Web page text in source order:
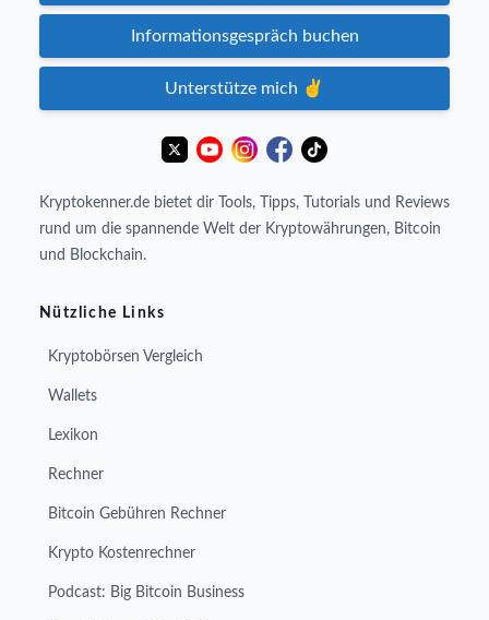
Informationsgespräch buchen
Unterstütze mich ✌️
Kryptokenner.de bietet dir Tools, Tipps, Tutorials und Reviews
rund um die spannende Welt der Kryptowährungen, Bitcoin
und Blockchain.
Nützliche Links
Kryptobörsen Vergleich
Wallets
Lexikon
Rechner
Bitcoin Gebühren Rechner
Krypto Kostenrechner
Podcast: Big Bitcoin Business